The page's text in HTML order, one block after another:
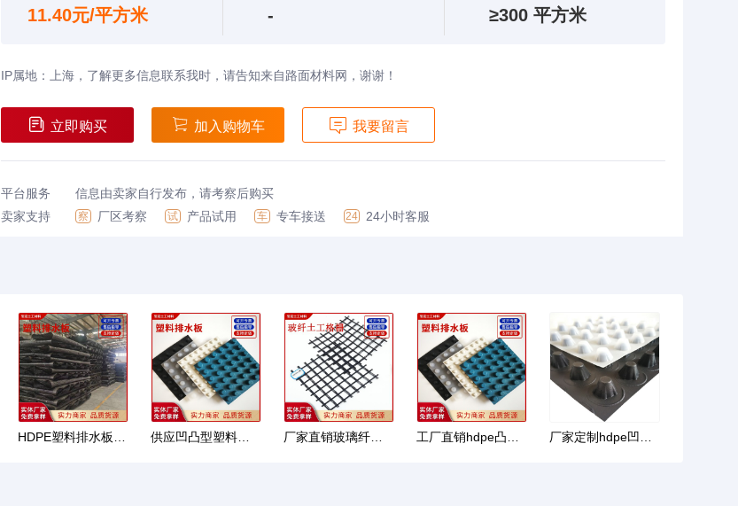
11.40元/平方米 - ≥300 平方米
IP属地：上海，了解更多信息联系我时，请告知来自路面材料网，谢谢！
 立即购买  加入购物车  我要留言
平台服务
信息由卖家自行发布，请考察后购买
卖家支持
察 厂区考察 试 产品试用 车 专车接送 24 24小时客服